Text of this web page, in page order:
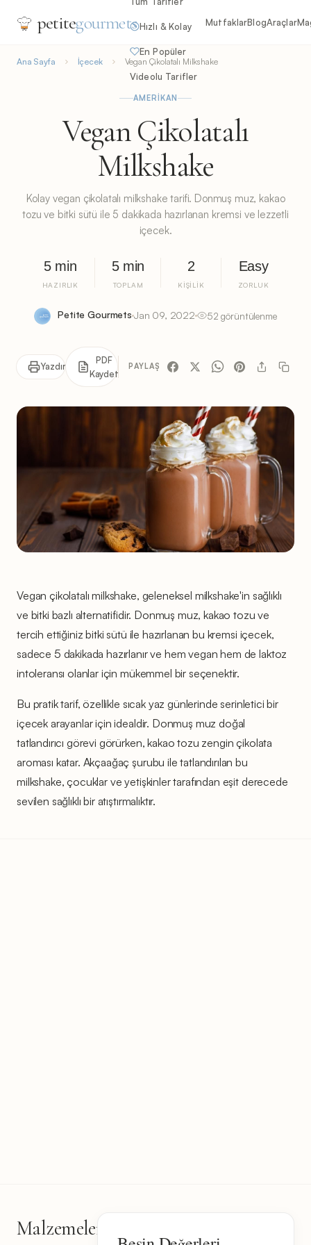
petitegourmets Hızlı & Kolay
En Popüler
Videolu Tarifler
MutfaklarBlogAraçlar
Ana Sayfa İçecek Vegan Çikolatalı Milkshake
AMERIKAN
Vegan Çikolatalı
Milkshake
Kolay vegan çikolatalı milkshake tarifi. Donmuş muz, kakao
tozu ve bitki sütü ile 5 dakikada hazırlanan kremsi ve lezzetli
içecek.
5 min
HAZIRLIK
5 min
TOPLAM
2
KIŞILIK
Easy
ZORLUK
Petite Gourmets Jan 09, 2022 52 görüntülenme
Yazdır
PDF
Kaydet
PAYLAŞ
Vegan çikolatalı milkshake, geleneksel milkshake'in sağlıklı
ve bitki bazlı alternatifidir. Donmuş muz, kakao tozu ve
tercih ettiğiniz bitki sütü ile hazırlanan bu kremsi içecek,
sadece 5 dakikada hazırlanır ve hem vegan hem de laktoz
intoleransı olanlar için mükemmel bir seçenektir.
Bu pratik tarif, özellikle sıcak yaz günlerinde serinletici bir
içecek arayanlar için idealdir. Donmuş muz doğal
tatlandırıcı görevi görürken, kakao tozu zengin çikolata
aroması katar. Akçaağaç şurubu ile tatlandırılan bu
milkshake, çocuklar ve yetişkinler tarafından eşit derecede
sevilen sağlıklı bir atıştırmalıktır.
Malzemeler